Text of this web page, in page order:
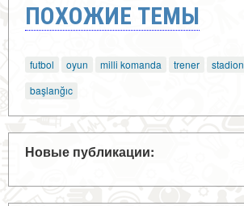
ПОХОЖИЕ ТЕМЫ
futbol oyun milli komanda trener stadion
başlanğıc
Новые публикации: